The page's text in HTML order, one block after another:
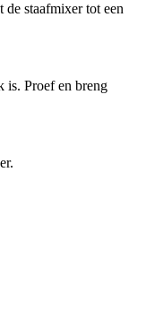
de staafmixer tot een
is. Proef en breng